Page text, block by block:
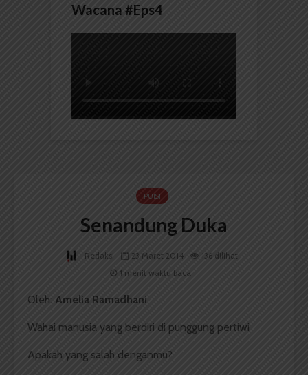
Wacana #Eps4
PUISI
Senandung Duka
Redaksi 23 Maret 2014
136 dilihat
1 menit waktu baca
Oleh: Amelia Ramadhani
Wahai manusia yang berdiri di punggung pertiwi
Apakah yang salah denganmu?